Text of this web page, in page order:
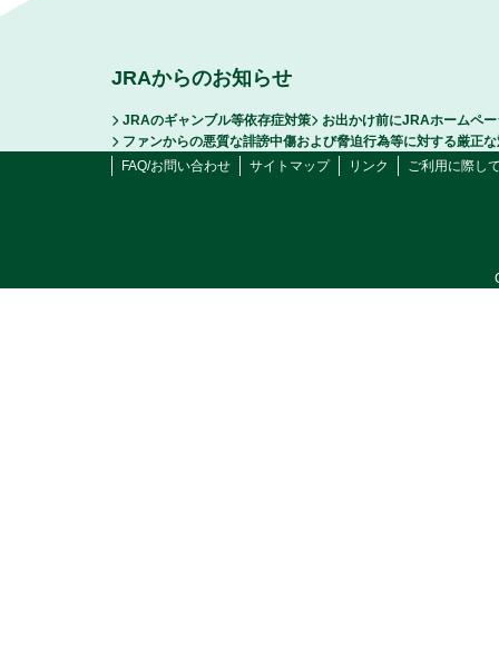
JRAからのお知らせ
JRAのギャンブル等依存症対策
お出かけ前にJRAホームペ
ファンからの悪質な誹謗中傷および脅迫行為等に対する厳正
FAQ/お問い合わせ
サイトマップ リンク ご利用に際し